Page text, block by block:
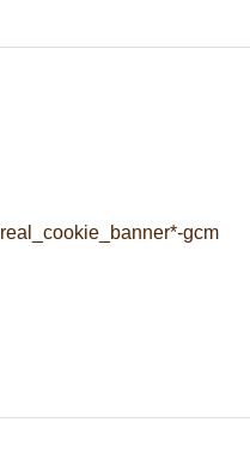
real_cookie_banner*-gcm